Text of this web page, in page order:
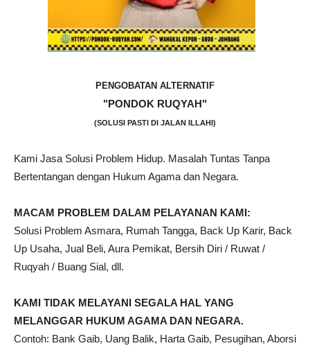
PENGOBATAN ALTERNATIF
"PONDOK RUQYAH"
(SOLUSI PASTI DI JALAN ILLAHI)
Kami Jasa Solusi Problem Hidup. Masalah Tuntas Tanpa
Bertentangan dengan Hukum Agama dan Negara.
MACAM PROBLEM DALAM PELAYANAN KAMI:
Solusi Problem Asmara, Rumah Tangga, Back Up Karir, Back
Up Usaha, Jual Beli, Aura Pemikat, Bersih Diri / Ruwat /
Ruqyah / Buang Sial, dll.
KAMI TIDAK MELAYANI SEGALA HAL YANG
MELANGGAR HUKUM AGAMA DAN NEGARA.
Contoh: Bank Gaib, Uang Balik, Harta Gaib, Pesugihan, Aborsi